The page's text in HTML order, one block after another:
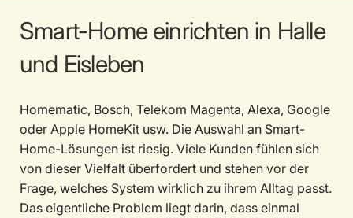
Smart-Home einrichten in Halle
und Eisleben
Homematic, Bosch, Telekom Magenta, Alexa, Google
oder Apple HomeKit usw. Die Auswahl an Smart-
Home-Lösungen ist riesig. Viele Kunden fühlen sich
von dieser Vielfalt überfordert und stehen vor der
Frage, welches System wirklich zu ihrem Alltag passt.
Das eigentliche Problem liegt darin, dass einmal